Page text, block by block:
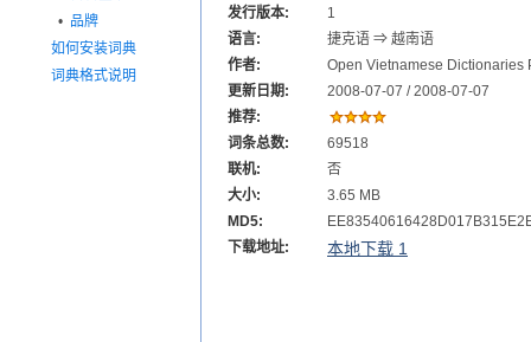
• 品牌
如何安装词典
词典格式说明
发行版本:
1
语言:
捷克语 ⇒ 越南语
作者:
Open Vietnamese Dictionaries
更新日期:
2008-07-07 / 2008-07-07
推荐:
词条总数:
69518
联机:
否
大小:
3.65 MB
MD5:
下载地址:
本地下载 1